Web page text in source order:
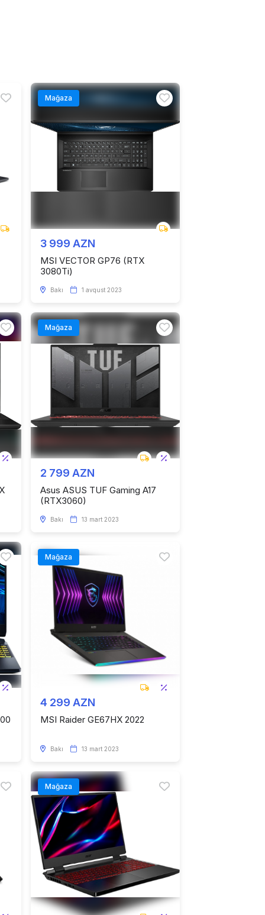
Mağaza
3 999 AZN
MSI VECTOR GP76 (RTX
3080Ti)
Bakı 1 avqust 2023
Mağaza
2 799 AZN
Asus ASUS TUF Gaming A17
(RTX3060)
Bakı 13 mart 2023
Mağaza
4 299 AZN
MSI Raider GE67HX 2022
Bakı 13 mart 2023
Mağaza